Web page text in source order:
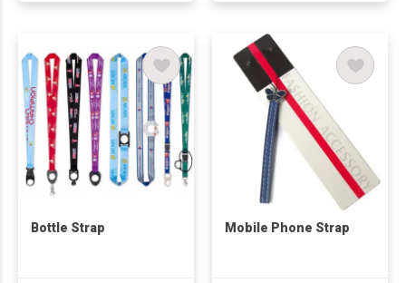
Bottle Strap Mobile Phone Strap